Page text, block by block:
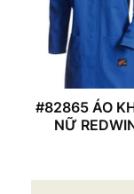
#82865 ÁO
NỮ